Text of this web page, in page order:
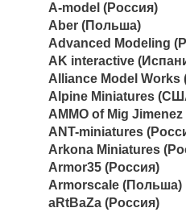
A-model (Россия)
Aber (Польша)
Advanced Modeling
AK interactive
Alliance Model
Alpine Miniatures
AMMO of Mig
ANT-miniatures
Arkona Miniatures
Armor35 (Россия)
Armorscale (Польша)
aRtBaZa (Россия)